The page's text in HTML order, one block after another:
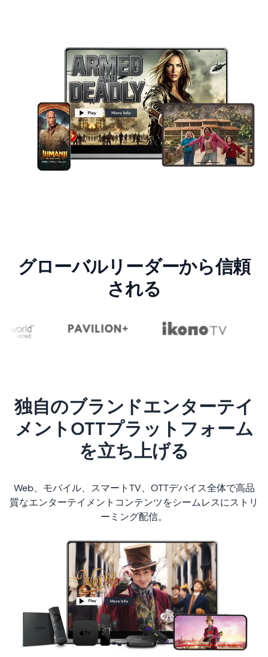
グローバルリーダーから信頼
される
独自のブランドエンターテイ
メントOTTプラットフォーム
を立ち上げる
Web、モバイル、スマートTV、OTTデバイス全体で高品
質なエンターテイメントコンテンツをシームレスにストリ
ーミング配信。